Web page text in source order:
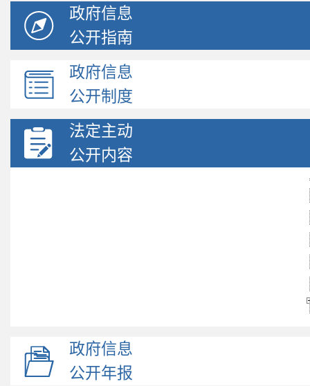
政府信息
公开指南
政府信息
公开制度
法定主动
公开内容
政府信息
公开年报